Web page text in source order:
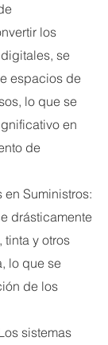
los
se
espacios de
lo que se
en
de
Suministros:
drásticamente
y otros
lo que se
de los
sistemas